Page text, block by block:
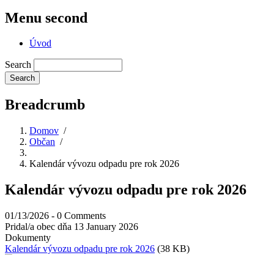
Menu second
Úvod
Search
Breadcrumb
Domov /
Občan /
Kalendár vývozu odpadu pre rok 2026
Kalendár vývozu odpadu pre rok 2026
01/13/2026 - 0 Comments
Pridal/a obec dňa 13 January 2026
Dokumenty
Kalendár vývozu odpadu pre rok 2026 (38 KB)